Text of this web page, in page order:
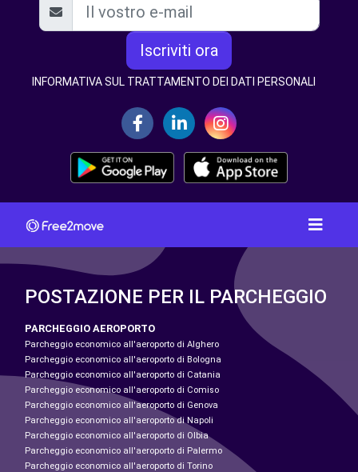
Iscriviti ora
INFORMATIVA SUL TRATTAMENTO DEI DATI PERSONALI
POSTAZIONE PER IL PARCHEGGIO
PARCHEGGIO AEROPORTO
Parcheggio economico all'aeroporto di Alghero
Parcheggio economico all'aeroporto di Bologna
Parcheggio economico all'aeroporto di Catania
Parcheggio economico all'aeroporto di Comiso
Parcheggio economico all'aeroporto di Genova
Parcheggio economico all'aeroporto di Napoli
Parcheggio economico all'aeroporto di Olbia
Parcheggio economico all'aeroporto di Palermo
Parcheggio economico all'aeroporto di Torino